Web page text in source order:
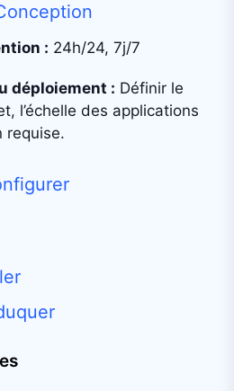
: 24h/24, 7j/7
déploiement : Définir le
l’échelle des applications
requise.